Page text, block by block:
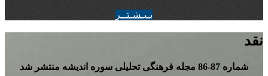
بـيـشـتــر
نقد
شماره 87-86 مجله‌ فرهنگی تحلیلی سوره‌ اندیشه منتشر شد